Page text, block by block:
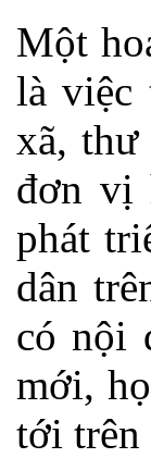
Một
là việc
xã, thư
đơn vị
phát
dân
có nội
mới,
tới trên